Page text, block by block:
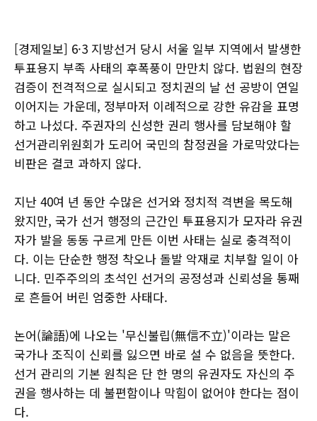
[경제일보] 6·3 지방선거 당시 서울 일부 지역에서 발생한
투표용지 부족 사태의 후폭풍이 만만치 않다. 법원의 현장
검증이 전격적으로 실시되고 정치권의 날 선 공방이 연일
이어지는 가운데, 정부마저 이례적으로 강한 유감을 표명
하고 나섰다. 주권자의 신성한 권리 행사를 담보해야 할
선거관리위원회가 도리어 국민의 참정권을 가로막았다는
비판은 결코 과하지 않다.
지난 40여 년 동안 수많은 선거와 정치적 격변을 목도해
왔지만, 국가 선거 행정의 근간인 투표용지가 모자라 유권
자가 발을 동동 구르게 만든 이번 사태는 실로 충격적이
다. 이는 단순한 행정 착오나 돌발 악재로 치부할 일이 아
니다. 민주주의의 초석인 선거의 공정성과 신뢰성을 통째
로 흔들어 버린 엄중한 사태다.
논어(論語)에 나오는 '무신불립(無信不立)'이라는 말은
국가나 조직이 신뢰를 잃으면 바로 설 수 없음을 뜻한다.
선거 관리의 기본 원칙은 단 한 명의 유권자도 자신의 주
권을 행사하는 데 불편함이나 막힘이 없어야 한다는 점이
다.